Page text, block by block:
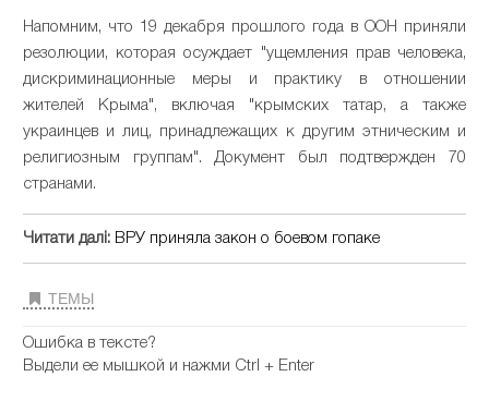
Напомним, что 19 декабря прошлого года в ООН приняли
резолюции, которая осуждает "ущемления прав человека,
дискриминационные меры и практику в отношении
жителей Крыма", включая "крымских татар, а также
украинцев и лиц, принадлежащих к другим этническим и
религиозным группам". Документ был подтвержден 70
странами.
Читати далі: ВРУ приняла закон о боевом гопаке
ТЕМЫ
Ошибка в тексте?
Выдели ее мышкой и нажми Ctrl + Enter